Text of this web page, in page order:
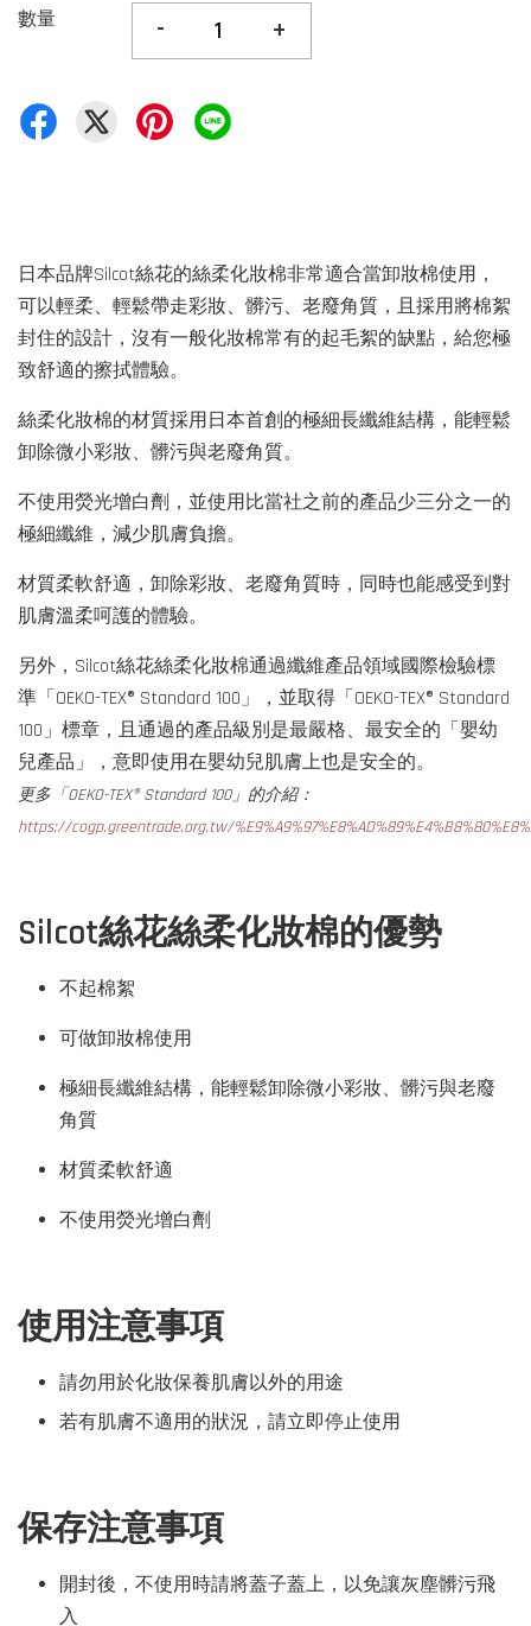
數量 - +
日本品牌Silcot絲花的絲柔化妝棉非常適合當卸妝棉使用，
可以輕柔、輕鬆帶走彩妝、髒污、老廢角質，且採用將棉絮
封住的設計，沒有一般化妝棉常有的起毛絮的缺點，給您極
致舒適的擦拭體驗。
絲柔化妝棉的材質採用日本首創的極細長纖維結構，能輕鬆
卸除微小彩妝、髒污與老廢角質。
不使用熒光增白劑，並使用比當社之前的產品少三分之一的
極細纖維，減少肌膚負擔。
材質柔軟舒適，卸除彩妝、老廢角質時，同時也能感受到對
肌膚溫柔呵護的體驗。
另外，Silcot絲花絲柔化妝棉通過纖維產品領域國際檢驗標
準「OEKO-TEX® Standard 100」，並取得「OEKO-TEX® Standard
100」標章，且通過的產品級別是最嚴格、最安全的「嬰幼
兒產品」，意即使用在嬰幼兒肌膚上也是安全的。
更多「OEKO-TEX® Standard 100」的介紹：
https://cogp.greentrade.org.tw/
Silcot絲花絲柔化妝棉的優勢
不起棉絮
可做卸妝棉使用
極細長纖維結構，能輕鬆卸除微小彩妝、髒污與老廢
角質
材質柔軟舒適
不使用熒光增白劑
使用注意事項
請勿用於化妝保養肌膚以外的用途
若有肌膚不適用的狀況，請立即停止使用
保存注意事項
開封後，不使用時請將蓋子蓋上，以免讓灰塵髒污飛
入